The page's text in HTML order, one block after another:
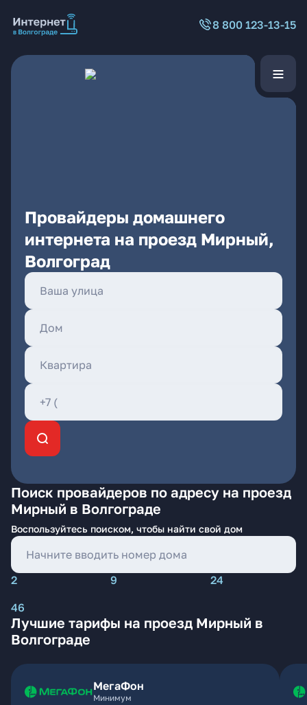
8 800 123-13-15
Провайдеры домашнего
интернета на проезд Мирный,
Волгоград
Поиск провайдеров по адресу на проезд
Мирный в Волгограде
Воспользуйтесь поиском, чтобы найти свой дом
2 9
24
46
Лучшие тарифы на проезд Мирный в
Волгограде
МегаФон
Минимум